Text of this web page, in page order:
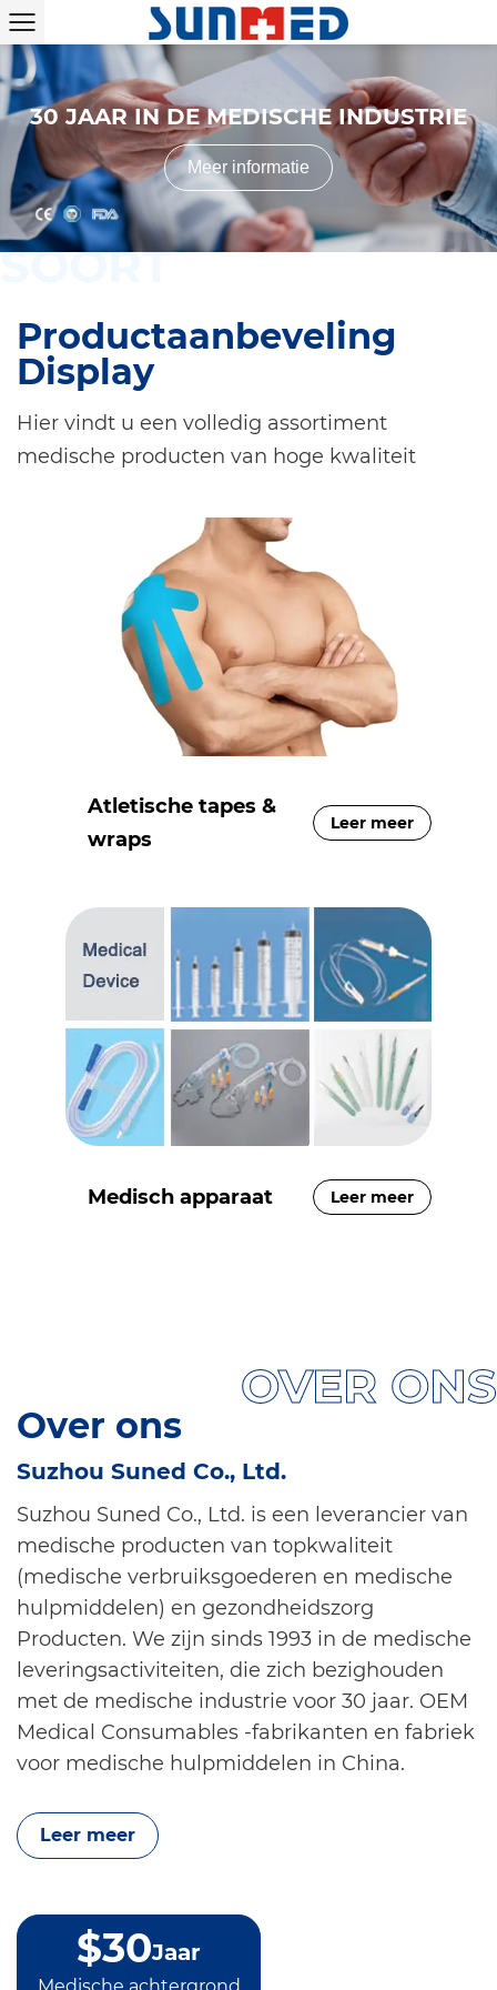
30 JAAR IN DE MEDISCHE INDUSTRIE
Meer informatie
Meer informatie
FABRIKANT VAN MEDISCHE
VERBANDEN, GAAS- EN EERSTE
HULPKITS
Meer informatie
SPORTONDERSTEUNING,
PILLENDOZEN, FABRIKANT VAN
VOETVERZORGINGSPRODUCTEN EN
OORDOPPEN
Meer informatie
SOORT
Productaanbeveling
Display
Hier vindt u een volledig assortiment
medische producten van hoge kwaliteit
Atletische tapes &
wraps
Leer meer
Medisch apparaat Leer meer
OVER ONS
Over ons
Suzhou Suned Co., Ltd.
Suzhou Suned Co., Ltd. is een leverancier van
medische producten van topkwaliteit
(medische verbruiksgoederen en medische
hulpmiddelen) en gezondheidszorg
Producten. We zijn sinds 1993 in de medische
leveringsactiviteiten, die zich bezighouden
met de medische industrie voor 30 jaar. OEM
Medical Consumables -fabrikanten en fabriek
voor medische hulpmiddelen in China.
Leer meer
$30Jaar